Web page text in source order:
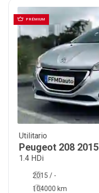
PRÉMIUM
Utilitario
Peugeot 208 2015
1.4 HDi
2015 / -
104000 km